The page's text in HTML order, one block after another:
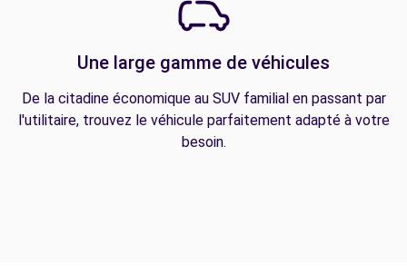
Une large gamme de véhicules
De la citadine économique au SUV familial en passant par
l'utilitaire, trouvez le véhicule parfaitement adapté à votre
besoin.